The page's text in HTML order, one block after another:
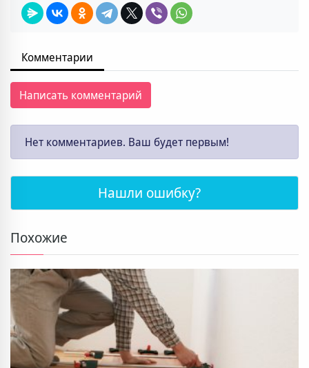
Комментарии
Написать комментарий
Нет комментариев. Ваш будет первым!
Нашли ошибку?
Похожие